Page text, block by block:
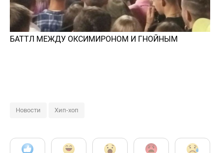
БАТТЛ МЕЖДУ ОКСИМИРОНОМ И ГНОЙНЫМ
Новости Хип-хоп